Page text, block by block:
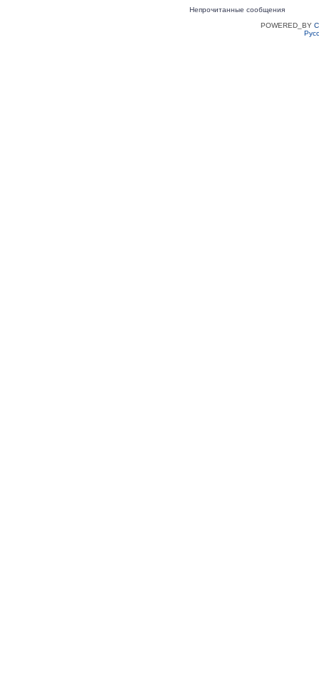
Непрочитанные сообщения
POWERED_BY